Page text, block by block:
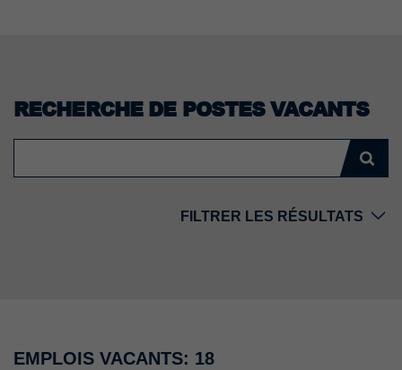
RECHERCHE DE POSTES VACANTS
FILTRER LES RÉSULTATS
EMPLOIS VACANTS: 18